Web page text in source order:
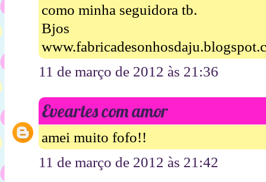
como minha seguidora tb.
Bjos
11 de março de 2012 às 21:36
Eveartes com amor
amei muito fofo!!
11 de março de 2012 às 21:42